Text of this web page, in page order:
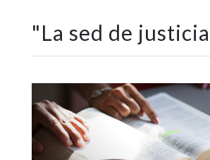
"La sed de justicia